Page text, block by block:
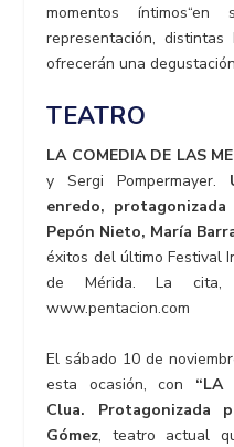
momentos
representación,
ofrecerán una
TEATRO
LA COMEDIA DE LAS
y Sergi Pompermayer.
enredo,
Pepón Nieto, María
éxitos del último Festival
de Mérida. La cita,
www.pentacion.com
El sábado 10 de
esta ocasión, con “LA
Clua. Protagonizada
Gómez, teatro actual